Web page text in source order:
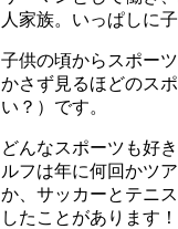
人家族。いっぱしに
子供の頃からスポー
かさず見るほどのス
い？）です。
どんなスポーツも好
ルフは年に何回かツ
か、サッカーとテニ
したことがあります！